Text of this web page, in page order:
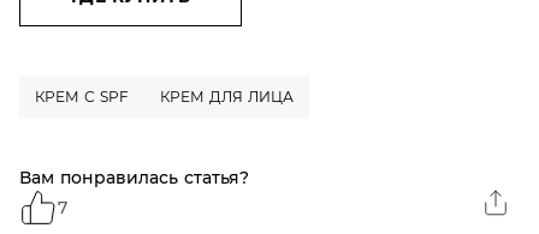
экстрактом ромашки
КРЕМ С SPF КРЕМ ДЛЯ ЛИЦА
Вам понравилась статья?
7